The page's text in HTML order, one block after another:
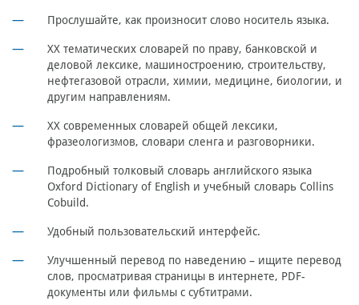
Прослушайте, как произносит слово носитель языка.
ХХ тематических словарей по праву, банковской и
деловой лексике, машиностроению, строительству,
нефтегазовой отрасли, химии, медицине, биологии, и
другим направлениям.
ХХ современных словарей общей лексики,
фразеологизмов, словари сленга и разговорники.
Подробный толковый словарь английского языка
Oxford Dictionary of English и учебный словарь Collins
Cobuild.
Удобный пользовательский интерфейс.
Улучшенный перевод по наведению – ищите перевод
слов, просматривая страницы в интернете, PDF-
документы или фильмы с субтитрами.